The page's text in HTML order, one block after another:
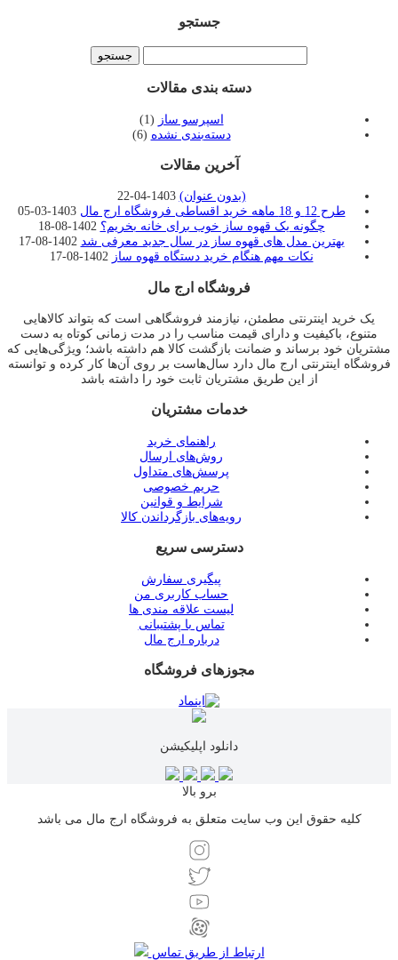
جستجو
دسته بندی مقالات
اسپرسو ساز (1)
دسته‌بندی نشده (6)
آخرین مقالات
(بدون عنوان) 1403-04-22
طرح 12 و 18 ماهه خرید اقساطی فروشگاه ارج مال
1403-03-05
چگونه یک قهوه ساز خوب برای خانه بخریم؟ 1402-08-18
بهترین مدل های قهوه ساز در سال جدید معرفی شد 1402-08-17
نکات مهم هنگام خرید دستگاه قهوه ساز 1402-08-17
فروشگاه ارج مال
یک خرید اینترنتی مطمئن، نیازمند فروشگاهی است که بتواند کالاهایی
متنوع، باکیفیت و دارای قیمت مناسب را در مدت زمانی کوتاه به دست
مشتریان خود برساند و ضمانت بازگشت کالا هم داشته باشد؛ ویژگی‌هایی که
فروشگاه اینترنتی ارج مال دارد سال‌هاست بر روی آن‌ها کار کرده و توانسته
از این طریق مشتریان ثابت خود را داشته باشد
خدمات مشتریان
راهنمای خرید
روش‌های ارسال
پرسش‌های متداول
حریم خصوصی
شرایط و قوانین
رویه‌های بازگرداندن کالا
دسترسی سریع
پیگیری سفارش
حساب کاربری من
لیست علاقه مندی ها
تماس با پشتیبانی
درباره ارج مال
مجوزهای فروشگاه
دانلود اپلیکیشن
برو بالا
کلیه حقوق این وب سایت متعلق به فروشگاه ارج مال می باشد
ارتباط از طریق تماس